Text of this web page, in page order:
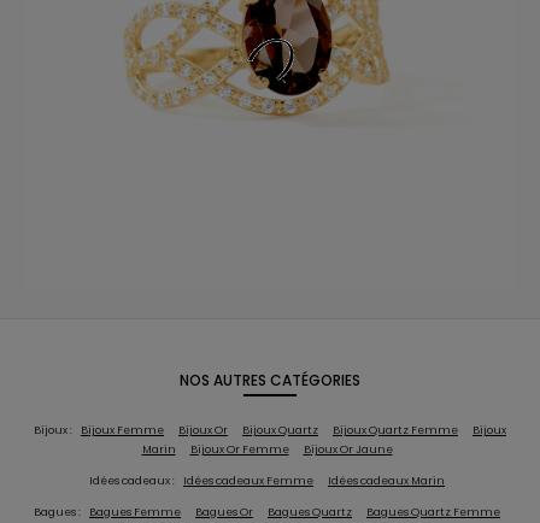
NOS AUTRES CATÉGORIES
Bijoux : Bijoux Femme Bijoux Or Bijoux Quartz Bijoux Quartz Femme
Bijoux
Marin
Bijoux Or Femme Bijoux Or Jaune
Idées cadeaux : Idées cadeaux Femme Idées cadeaux Marin
Bagues : Bagues Femme Bagues Or Bagues Quartz
Bagues Quartz Femme